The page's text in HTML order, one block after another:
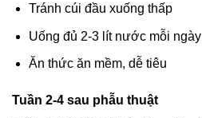
Tránh cúi đầu xuống thấp
Uống đủ 2-3 lít nước mỗi ngày
Ăn thức ăn mềm, dễ tiêu
Tuần 2-4 sau phẫu thuật